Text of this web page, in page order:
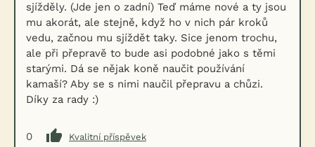
sjížděly. (Jde jen o zadní) Teď máme nové a ty jsou
mu akorát, ale stejně, když ho v nich pár kroků
vedu, začnou mu sjíždět taky. Sice jenom trochu,
ale při přepravě to bude asi podobné jako s těmi
starými. Dá se nějak koně naučit používání
kamaší? Aby se s nimi naučil přepravu a chůzi.
Díky za rady :)
0
Kvalitní příspěvek